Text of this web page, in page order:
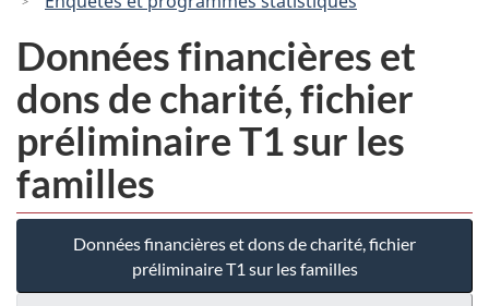
Données financières et
dons de charité, fichier
préliminaire T1 sur les
familles
Données financières et dons de charité, fichier
préliminaire T1 sur les familles